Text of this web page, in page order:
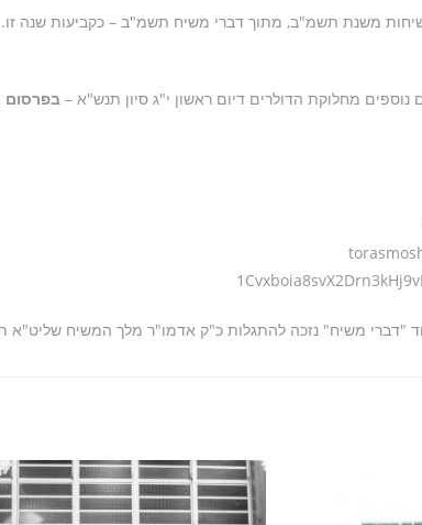
משנת תשמ"ב, מתוך דברי משיח תשמ"ב – כקביעות שנה זו.
נוספים מחלוקת הדולרים דיום ראשון י"ג סיון תנש"א – בפרסום
"דברי משיח" נזכה להתגלות כ"ק אדמו"ר מלך המשיח שליט"א